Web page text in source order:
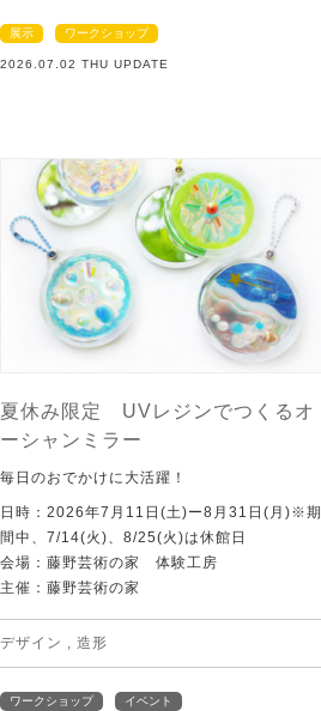
展示 ワークショップ
2026.07.02 THU UPDATE
夏休み限定 UVレジンでつくるオ
ーシャンミラー
毎日のおでかけに大活躍！
日時：2026年7月11日(土)ー8月31日(月)※期
間中、7/14(火)、8/25(火)は休館日
会場：藤野芸術の家 体験工房
主催：藤野芸術の家
デザイン 造形
ワークショップ イベント